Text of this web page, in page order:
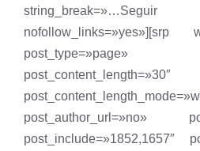
nofollow_links=»yes»][srp
post_type=»page»
post_content_length=»30″
post_author_url=»no»
post_include=»1852,1657″